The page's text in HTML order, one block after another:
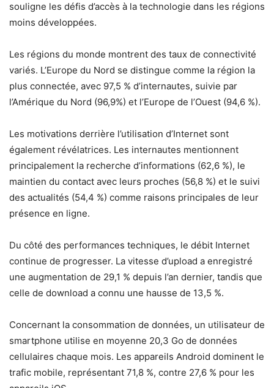
souligne les défis d’accès à la technologie dans les régions
moins développées.
Les régions du monde montrent des taux de connectivité
variés. L’Europe du Nord se distingue comme la région la
plus connectée, avec 97,5 % d’internautes, suivie par
l’Amérique du Nord (96,9%) et l’Europe de l’Ouest (94,6 %).
Les motivations derrière l’utilisation d’Internet sont
également révélatrices. Les internautes mentionnent
principalement la recherche d’informations (62,6 %), le
maintien du contact avec leurs proches (56,8 %) et le suivi
des actualités (54,4 %) comme raisons principales de leur
présence en ligne.
Du côté des performances techniques, le débit Internet
continue de progresser. La vitesse d’upload a enregistré
une augmentation de 29,1 % depuis l’an dernier, tandis que
celle de download a connu une hausse de 13,5 %.
Concernant la consommation de données, un utilisateur de
smartphone utilise en moyenne 20,3 Go de données
cellulaires chaque mois. Les appareils Android dominent le
trafic mobile, représentant 71,8 %, contre 27,6 % pour les